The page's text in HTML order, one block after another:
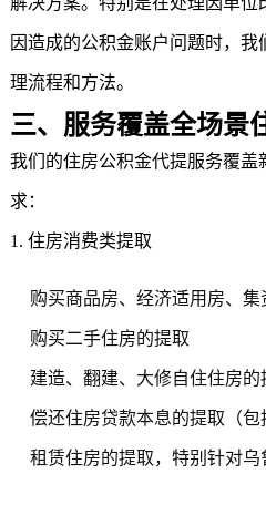
因造成的公积金账户问题时，
理流程和方法。
三、服务覆盖全场景
我们的住房公积金代提服务覆盖
求：
1. 住房消费类提取
购买商品房、经济适用房、集
购买二手住房的提取
建造、翻建、大修自住住房的
偿还住房贷款本息的提取（包
租赁住房的提取，特别针对